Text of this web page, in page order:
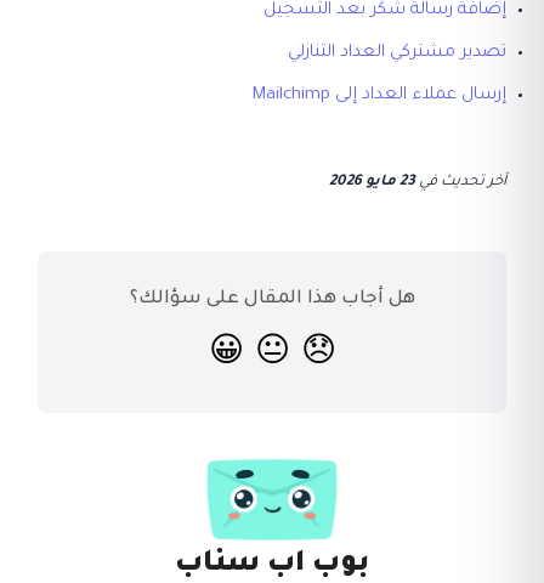
إضافة رسالة شكر بعد التسجيل
تصدير مشتركي العداد التنازلي
إرسال عملاء العداد إلى Mailchimp
آخر تحديث في23 مايو 2026
هل أجاب هذا المقال على سؤالك؟
😞
😐
😀
بوب اب سناب